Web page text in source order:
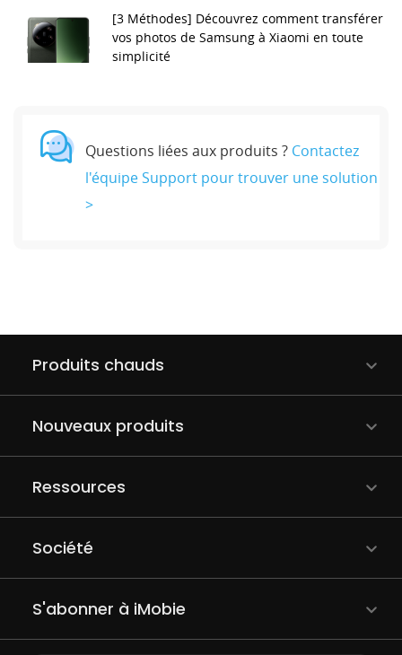
[3 Méthodes] Découvrez comment transférer
vos photos de Samsung à Xiaomi en toute
simplicité
Questions liées aux produits ? Contactez
l'équipe Support pour trouver une solution
>
Produits chauds
Nouveaux produits
Ressources
Société
S'abonner à iMobie